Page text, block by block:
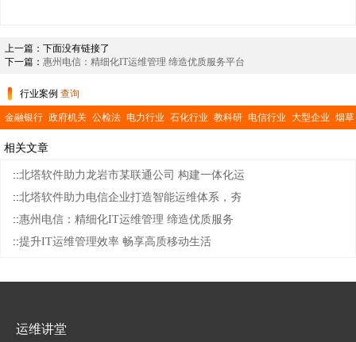
上一篇：下面没有链接了
下一篇： 惠州电信：精细化IT运维管理 缔造优质服务平台
行业案例 查询
金融银行 政府机关 公检法 电力行业 石化行业 教科研 电信行业 大型企业 烟草
相关文章
::北塔软件助力龙岩市某联通公司 构建一体化运
::北塔软件助力电信企业打造智能运维体系，夯
::惠州电信：精细化IT运维管理 缔造优质服务
::提升IT运维管理效率 畅享高质移动生活
运维讲堂